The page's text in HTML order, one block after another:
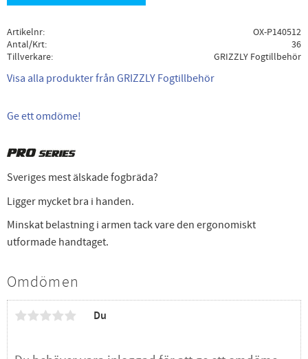
Artikelnr
OX-P140512
Antal/Krt
36
Tillverkare
GRIZZLY Fogtillbehör
Visa alla produkter från GRIZZLY Fogtillbehör
Ge ett omdöme!
Sveriges mest älskade fogbräda?
Ligger mycket bra i handen.
Minskat belastning i armen tack vare den ergonomiskt
utformade handtaget.
Omdömen
Du